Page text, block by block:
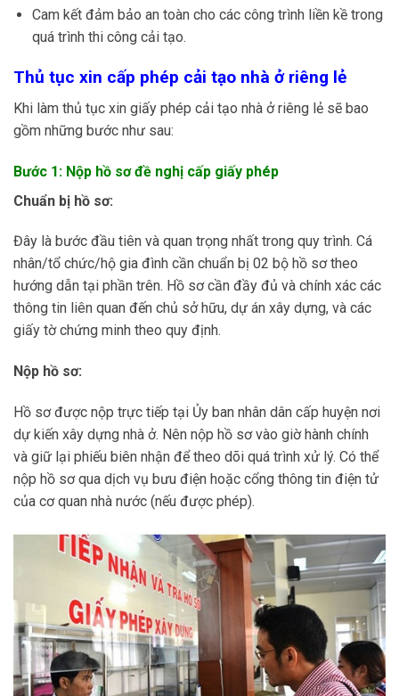
Cam kết đảm bảo an toàn cho các công trình liền kề trong
quá trình thi công cải tạo.
Thủ tục xin cấp phép cải tạo nhà ở riêng lẻ
Khi làm thủ tục xin giấy phép cải tạo nhà ở riêng lẻ sẽ bao
gồm những bước như sau:
Bước 1: Nộp hồ sơ đề nghị cấp giấy phép
Chuẩn bị hồ sơ:
Đây là bước đầu tiên và quan trọng nhất trong quy trình. Cá
nhân/tổ chức/hộ gia đình cần chuẩn bị 02 bộ hồ sơ theo
hướng dẫn tại phần trên. Hồ sơ cần đầy đủ và chính xác các
thông tin liên quan đến chủ sở hữu, dự án xây dựng, và các
giấy tờ chứng minh theo quy định.
Nộp hồ sơ:
Hồ sơ được nộp trực tiếp tại Ủy ban nhân dân cấp huyện nơi
dự kiến xây dựng nhà ở. Nên nộp hồ sơ vào giờ hành chính
và giữ lại phiếu biên nhận để theo dõi quá trình xử lý. Có thể
nộp hồ sơ qua dịch vụ bưu điện hoặc cổng thông tin điện tử
của cơ quan nhà nước (nếu được phép).